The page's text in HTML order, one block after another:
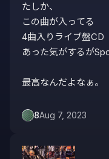
たしか、
この曲が入ってる
4曲入りライブ盤CD
あった気がするが
最高なんだよなぁ。
8Aug 7, 2023